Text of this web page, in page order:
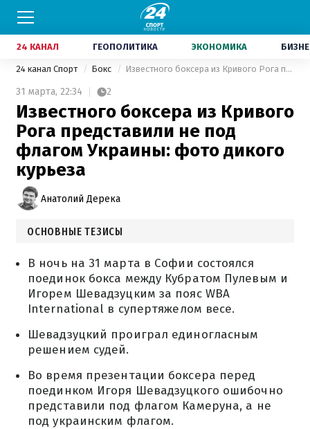
24 КАНАЛ ГЕОПОЛИТИКА ЭКОНОМИКА
24 канал Спорт Бокс Известного боксера из Кривого Рога представили не под флагом Украины: фото дикого курьеза
31 марта, 22:34 2
Известного боксера из Кривого
Рога представили не под
флагом Украины: фото дикого
курьеза
Анатолий Дерека
ОСНОВНЫЕ ТЕЗИСЫ
В ночь на 31 марта в Софии состоялся
поединок бокса между Кубратом Пулевым и
Игорем Шевадзуцким за пояс WBA
International в супертяжелом весе.
Шевадзуцкий проиграл единогласным
решением судей.
Во время презентации боксера перед
поединком Игоря Шевадзуцкого ошибочно
представили под флагом Камеруна, а не
под украинским флагом.